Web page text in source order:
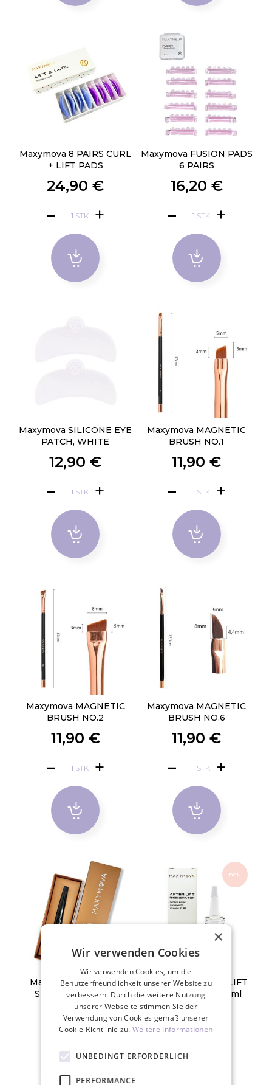
Maxymova 8 PAIRS CURL
+ LIFT PADS
24,90 €
STK
Maxymova FUSION PADS
6 PAIRS
16,20 €
STK
Maxymova SILICONE EYE
PATCH, WHITE
12,90 €
STK
Maxymova MAGNETIC
BRUSH NO.1
11,90 €
STK
Maxymova MAGNETIC
BRUSH NO.2
11,90 €
STK
Maxymova MAGNETIC
BRUSH NO.6
11,90 €
STK
Maxymova EYELASH
STRENGTHENING
SERUM
24,90 €
neu
Maxymova AFTER LIFT
REGENERATOR 5ml
21,90 €
×
Wir verwenden Cookies
Wir verwenden Cookies, um die
Benutzerfreundlichkeit unserer Website zu
verbessern. Durch die weitere Nutzung
unserer Webseite stimmen Sie der
Verwendung von Cookies gemäß unserer
Cookie-Richtlinie zu.Weitere Informationen
UNBEDINGT ERFORDERLICH
PERFORMANCE